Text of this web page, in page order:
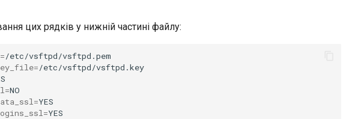
цих рядків у нижній частині файлу:
=
=
=
=
=